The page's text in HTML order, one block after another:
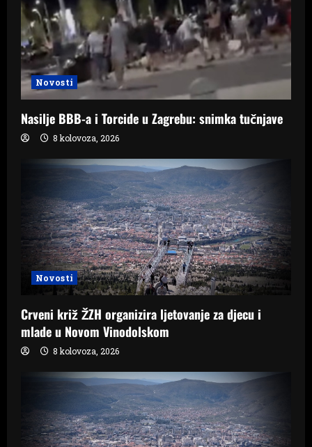
Novosti
Nasilje BBB-a i Torcide u Zagrebu: snimka tučnjave
8 kolovoza, 2026
Novosti
Crveni križ ŽZH organizira ljetovanje za djecu i
mlade u Novom Vinodolskom
8 kolovoza, 2026